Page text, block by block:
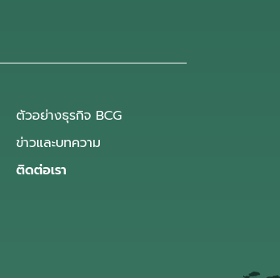
ตัวอย่างธุรกิจ BCG
ข่าวและบทความ
ติดต่อเรา